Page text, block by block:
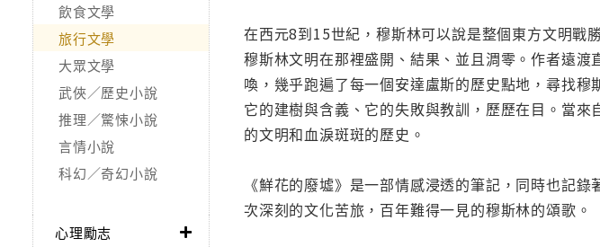
飲食文學
旅行文學
大眾文學
武俠／歷史小說
推理／驚悚小說
言情小說
科幻／奇幻小說
心理勵志
在西元8到15世紀，穆斯林可以說是整個東方文明戰
穆斯林文明在那裡盛開、結果、並且淍零。作者遠
喚，幾乎跑遍了每一個安達盧斯的歷史點地，尋找
它的建樹與含義、它的失敗與教訓，歷歷在目。當
的文明和血淚斑斑的歷史。
《鮮花的廢墟》是一部情感浸透的筆記，同時也記
次深刻的文化苦旅，百年難得一見的穆斯林的頌歌。